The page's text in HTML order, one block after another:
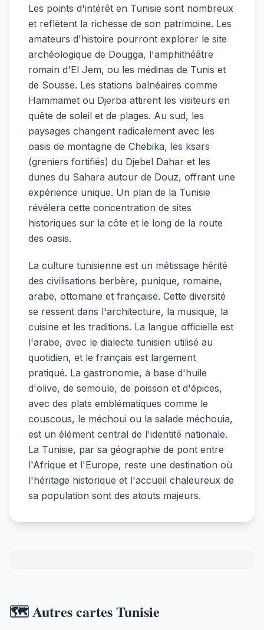
Les points d'intérêt en Tunisie sont nombreux
et reflètent la richesse de son patrimoine. Les
amateurs d'histoire pourront explorer le site
archéologique de Dougga, l'amphithéâtre
romain d'El Jem, ou les médinas de Tunis et
de Sousse. Les stations balnéaires comme
Hammamet ou Djerba attirent les visiteurs en
quête de soleil et de plages. Au sud, les
paysages changent radicalement avec les
oasis de montagne de Chebika, les ksars
(greniers fortifiés) du Djebel Dahar et les
dunes du Sahara autour de Douz, offrant une
expérience unique. Un plan de la Tunisie
révélera cette concentration de sites
historiques sur la côte et le long de la route
des oasis.
La culture tunisienne est un métissage hérité
des civilisations berbère, punique, romaine,
arabe, ottomane et française. Cette diversité
se ressent dans l'architecture, la musique, la
cuisine et les traditions. La langue officielle est
l'arabe, avec le dialecte tunisien utilisé au
quotidien, et le français est largement
pratiqué. La gastronomie, à base d'huile
d'olive, de semoule, de poisson et d'épices,
avec des plats emblématiques comme le
couscous, le méchoui ou la salade méchouia,
est un élément central de l'identité nationale.
La Tunisie, par sa géographie de pont entre
l'Afrique et l'Europe, reste une destination où
l'héritage historique et l'accueil chaleureux de
sa population sont des atouts majeurs.
🗺️ Autres cartes Tunisie